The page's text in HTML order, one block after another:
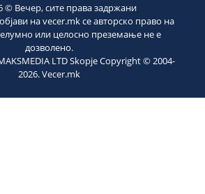
© Вечер, сите права задржани
на vecer.mk се авторско право на
или целосно преземање не е
дозволено.
LTD Skopje Copyright © 2004-
2026. Vecer.mk